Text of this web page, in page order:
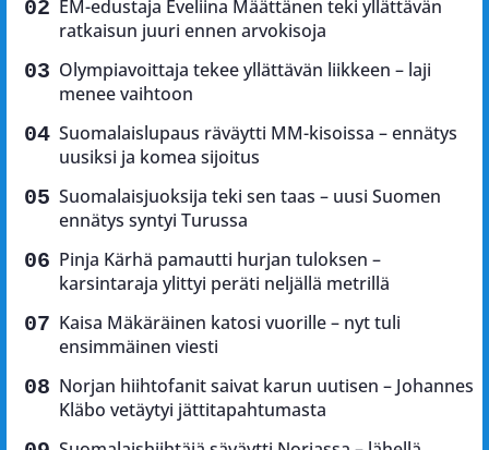
EM-edustaja Eveliina Määttänen teki yllättävän
ratkaisun juuri ennen arvokisoja
Olympiavoittaja tekee yllättävän liikkeen – laji
menee vaihtoon
Suomalaislupaus räväytti MM-kisoissa – ennätys
uusiksi ja komea sijoitus
Suomalaisjuoksija teki sen taas – uusi Suomen
ennätys syntyi Turussa
Pinja Kärhä pamautti hurjan tuloksen –
karsintaraja ylittyi peräti neljällä metrillä
Kaisa Mäkäräinen katosi vuorille – nyt tuli
ensimmäinen viesti
Norjan hiihtofanit saivat karun uutisen – Johannes
Kläbo vetäytyi jättitapahtumasta